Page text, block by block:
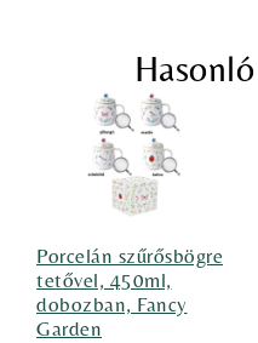
Porcelán szűrősbögre
tetővel, 450ml,
dobozban, Fancy
Garden